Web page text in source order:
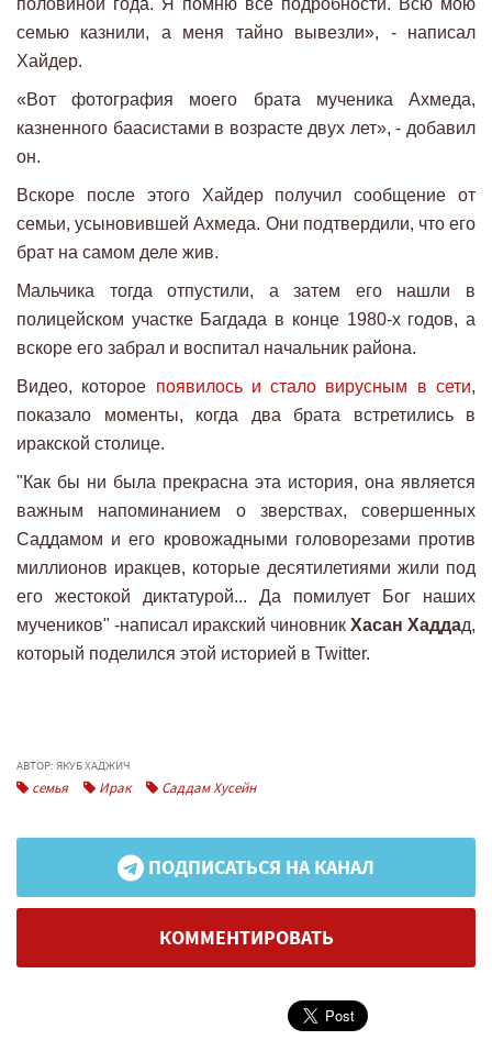
половиной года. Я помню все подробности. Всю мою
семью казнили, а меня тайно вывезли», - написал
Хайдер.
«Вот фотография моего брата мученика Ахмеда,
казненного баасистами в возрасте двух лет», - добавил
он.
Вскоре после этого Хайдер получил сообщение от
семьи, усыновившей Ахмеда. Они подтвердили, что его
брат на самом деле жив.
Мальчика тогда отпустили, а затем его нашли в
полицейском участке Багдада в конце 1980-х годов, а
вскоре его забрал и воспитал начальник района.
Видео, которое появилось и стало вирусным в сети,
показало моменты, когда два брата встретились в
иракской столице.
"Как бы ни была прекрасна эта история, она является
важным напоминанием о зверствах, совершенных
Саддамом и его кровожадными головорезами против
миллионов иракцев, которые десятилетиями жили под
его жестокой диктатурой... Да помилует Бог наших
мучеников" -написал иракский чиновник Хасан Хаддад,
который поделился этой историей в Twitter.
АВТОР: ЯКУБ ХАДЖИЧ
семья Ирак Саддам Хусейн
ПОДПИСАТЬСЯ НА КАНАЛ
КОММЕНТИРОВАТЬ